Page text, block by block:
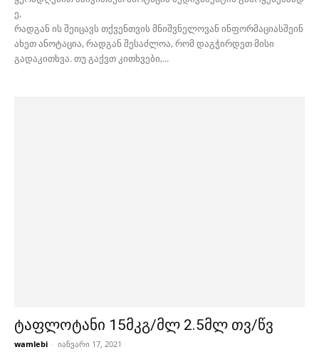
ე,
რადგან ის შეიცავს თქვენთვის მნიშვნელოვან ინფორმაციასშეინ
ახეთ ანოტაცია, რადგან შესაძლოა, რომ დაგჭირდეთ მისი
გადაკითხვა. თუ გაქვთ კითხვები,...
ტაფლოტანი 15მკგ/მლ 2.5მლ თვ/წვ
wamlebi - იანვარი 17, 2021